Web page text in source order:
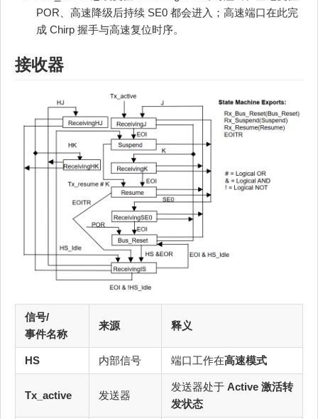
POR、高速降级后持续 SE0 都会进入；高速端口在此完
成 Chirp 握手与高速复位时序。
接收器
信号/
事件名称
来源 释义
HS 内部信号 端口工作在高速模式
Tx_active 发送器
发送器处于 Active 激活转
发状态